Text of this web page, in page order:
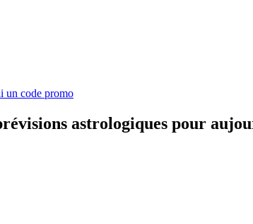
un code promo
astrologiques pour